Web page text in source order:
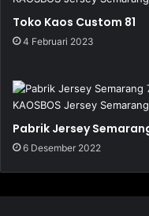
Toko Kaos Custom 81
4 Februari 2023
Pabrik Jersey
6 Desember 2022